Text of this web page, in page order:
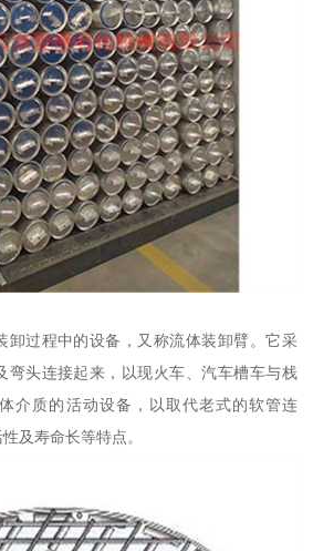
卸过程中的设备，又称流体装卸臂。它采
弯头连接起来，以现火车、汽车槽车与栈
介质的活动设备，以取代老式的软管连
及寿命长等特点。